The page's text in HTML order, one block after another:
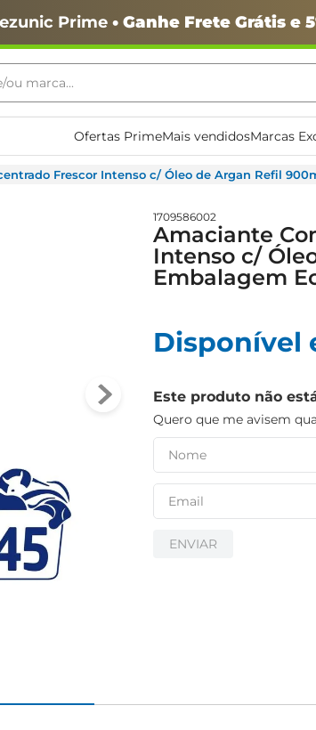
Prime• Ganhe Frete Grátis e
ou marca...
Ofertas PrimeMais vendidosMarcas
Frescor Intenso c/ Óleo de Argan Refil
1709586002
Amaciante
Intenso c/
Embalagem
Disponível
Este produto não
Quero que me avisem
ENVIAR